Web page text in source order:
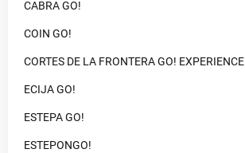
CABRA GO!
COIN GO!
CORTES DE LA FRONTERA GO! EXPERIENCE
ECIJA GO!
ESTEPA GO!
ESTEPONGO!